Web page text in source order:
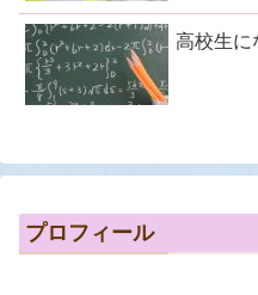
高校生に
プロフィール